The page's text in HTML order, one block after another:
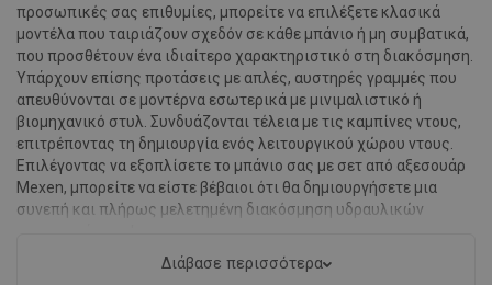
προσωπικές σας επιθυμίες, μπορείτε να επιλέξετε κλασικά
μοντέλα που ταιριάζουν σχεδόν σε κάθε μπάνιο ή μη συμβατικά,
που προσθέτουν ένα ιδιαίτερο χαρακτηριστικό στη διακόσμηση.
Υπάρχουν επίσης προτάσεις με απλές, αυστηρές γραμμές που
απευθύνονται σε μοντέρνα εσωτερικά με μινιμαλιστικό ή
βιομηχανικό στυλ. Συνδυάζονται τέλεια με τις καμπίνες ντους,
επιτρέποντας τη δημιουργία ενός λειτουργικού χώρου ντους.
Επιλέγοντας να εξοπλίσετε το μπάνιο σας με σετ από αξεσουάρ
Mexen, μπορείτε να είστε βέβαιοι ότι θα δημιουργήσετε μια
συνεπή και πλήρως μελετημένη διακόσμηση υδραυλικών
Εκτός από μεμονωμένα εξαρτήματα ντους, στο ηλεκτρονικό
Διάβασε περισσότερα